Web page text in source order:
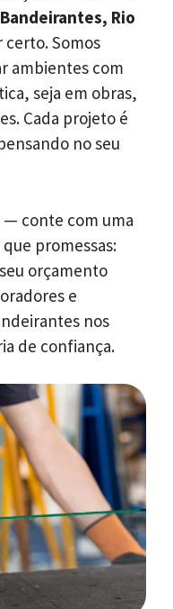
Rio
certo. Somos
ambientes com
seja em obras,
Cada projeto é
no seu
— conte com uma
promessas:
orçamento
e
nos
de confiança.